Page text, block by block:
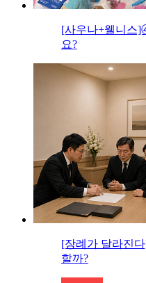
[사우나+웰니스
요?
[장례가 달라진
할까?